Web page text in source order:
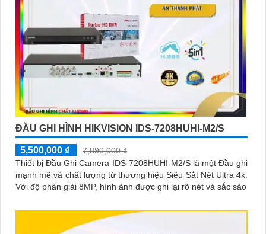
ĐẦU GHI HÌNH HIKVISION IDS-7208HUHI-M2/S
5,500,000 ₫
7,890,000 ₫
Thiết bị Đầu Ghi Camera IDS-7208HUHI-M2/S là một Đầu ghi
mạnh mẽ và chất lượng từ thương hiệu Siêu Sắt Nét Ultra 4k.
Với độ phân giải 8MP, hình ảnh được ghi lại rõ nét và sắc sảo